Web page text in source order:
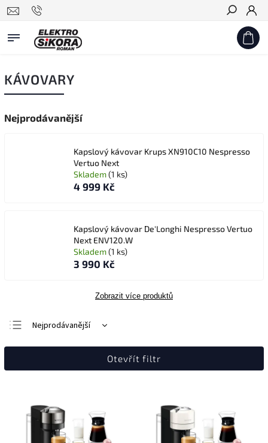
Hledat
KÁVOVARY
Nejprodávanější
Kapslový kávovar Krups XN910C10 Nespresso
Vertuo Next
Skladem(1 ks)
4 999 Kč
Kapslový kávovar De'Longhi Nespresso Vertuo
Next ENV120.W
Skladem(1 ks)
3 990 Kč
Zobrazit více produktů
Nejprodávanější
Nejlevnější
Otevřít filtr